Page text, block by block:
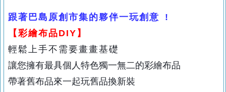
跟著巴島原創市集的夥伴一玩創意 !
【彩繪布品DIY 】
輕鬆上手不需要畫畫基礎
讓您擁有最具個人特色獨一無二的彩繪布品
帶著舊布品來一起玩舊品換新裝